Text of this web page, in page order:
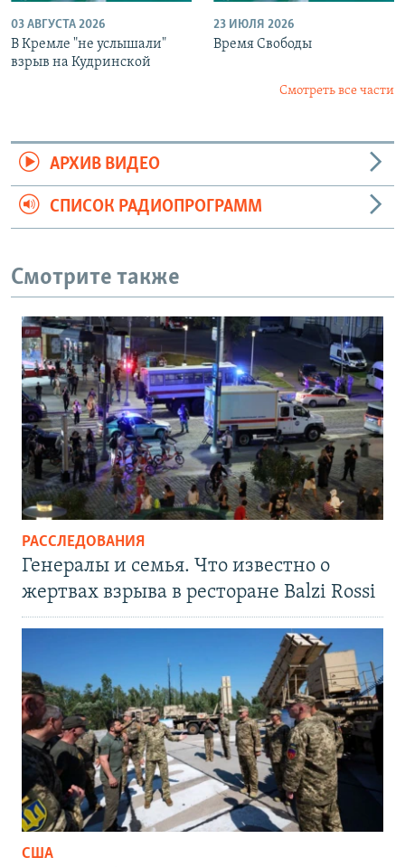
03 АВГУСТА 2026
В Кремле "не услышали"
взрыв на Кудринской
23 ИЮЛЯ 2026
Время Свободы
Смотреть все части
АРХИВ ВИДЕО
СПИСОК РАДИОПРОГРАММ
Смотрите также
РАССЛЕДОВАНИЯ
Генералы и семья. Что известно о
жертвах взрыва в ресторане Balzi Rossi
США